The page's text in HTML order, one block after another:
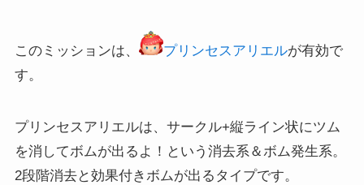
このミッションは、 プリンセスアリエルが有効で
す。
プリンセスアリエルは、サークル+縦ライン状にツム
を消してボムが出るよ！という消去系＆ボム発生系。
2段階消去と効果付きボムが出るタイプです。